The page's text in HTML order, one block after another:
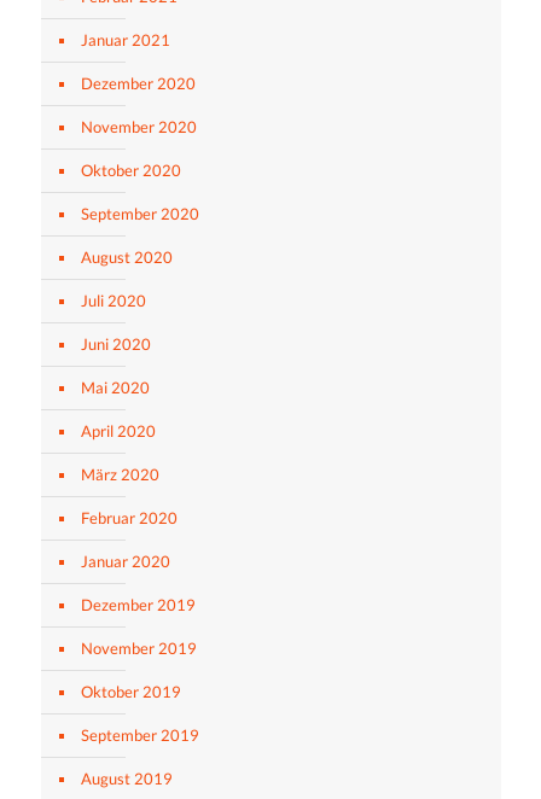
Januar 2021
Dezember 2020
November 2020
Oktober 2020
September 2020
August 2020
Juli 2020
Juni 2020
Mai 2020
April 2020
März 2020
Februar 2020
Januar 2020
Dezember 2019
November 2019
Oktober 2019
September 2019
August 2019